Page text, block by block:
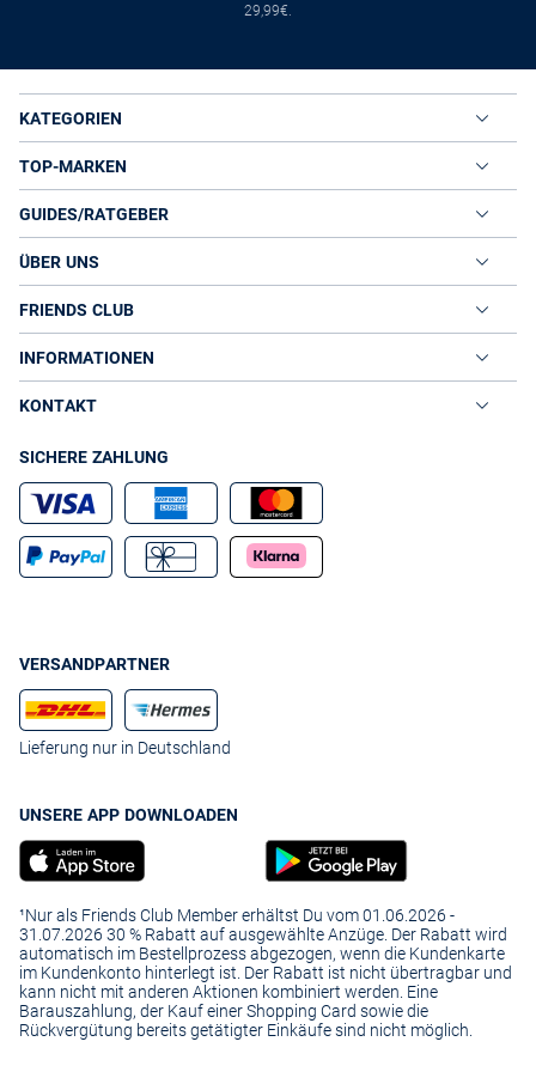
29,99€.
KATEGORIEN
TOP-MARKEN
GUIDES/RATGEBER
ÜBER UNS
FRIENDS CLUB
INFORMATIONEN
KONTAKT
SICHERE ZAHLUNG
VERSANDPARTNER
Lieferung nur in Deutschland
UNSERE APP DOWNLOADEN
¹Nur als Friends Club Member erhältst Du vom 01.06.2026 -
31.07.2026 30 % Rabatt auf ausgewählte Anzüge. Der Rabatt wird
automatisch im Bestellprozess abgezogen, wenn die Kundenkarte
im Kundenkonto hinterlegt ist. Der Rabatt ist nicht übertragbar und
kann nicht mit anderen Aktionen kombiniert werden. Eine
Barauszahlung, der Kauf einer Shopping Card sowie die
Rückvergütung bereits getätigter Einkäufe sind nicht möglich.